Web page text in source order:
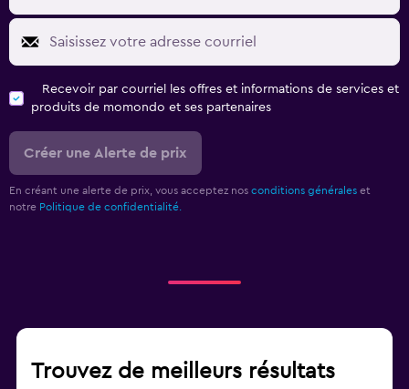
Recevoir par courriel les offres et informations de services et
produits de momondo et ses partenaires
Créer une Alerte de prix
En créant une alerte de prix, vous acceptez nos conditions générales et
notre Politique de confidentialité.
Trouvez de meilleurs résultats